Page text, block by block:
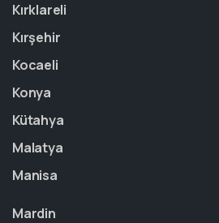
Kırklareli
Kırşehir
Kocaeli
Konya
Kütahya
Malatya
Manisa
Mardin